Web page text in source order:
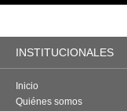
INSTITUCIONALES
Inicio
Quiénes somos